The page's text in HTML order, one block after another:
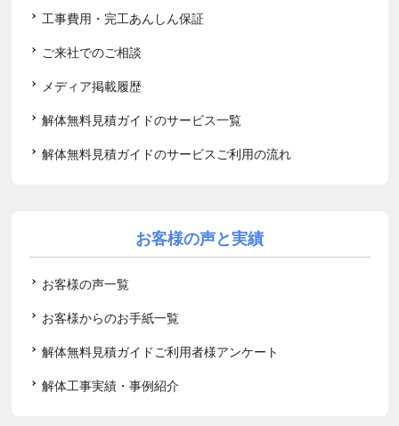
工事費用・完工あんしん保証
ご来社でのご相談
メディア掲載履歴
解体無料見積ガイドのサービス一覧
解体無料見積ガイドのサービスご利用の流れ
お客様の声と実績
お客様の声一覧
お客様からのお手紙一覧
解体無料見積ガイドご利用者様アンケート
解体工事実績・事例紹介